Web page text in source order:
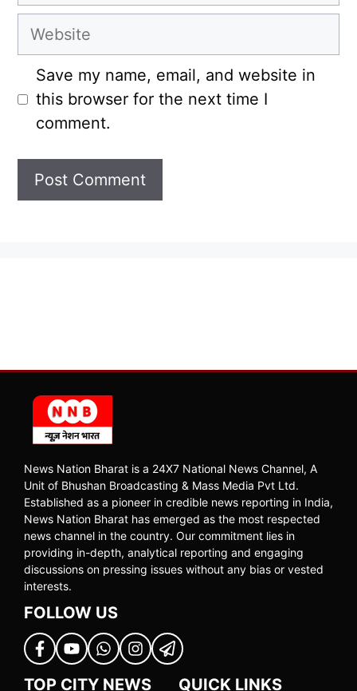
Website
Save my name, email, and website in
this browser for the next time I
comment.
News Nation Bharat is a 24X7 National News Channel, A
Unit of Bhushan Broadcasting & Mass Media Pvt Ltd.
Established as a pioneer in credible news reporting in India,
News Nation Bharat has emerged as the most respected
news channel in the country. Our commitment lies in
providing in-depth, analytical reporting and engaging
discussions on pressing issues without any bias or vested
interests.
FOLLOW US
TOP CITY NEWS QUICK LINKS